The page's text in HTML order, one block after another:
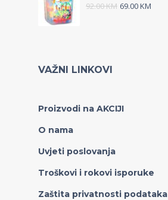
92.00KM 69.00KM
VAŽNI LINKOVI
Proizvodi na AKCIJI
O nama
Uvjeti poslovanja
Troškovi i rokovi isporuke
Zaštita privatnosti podataka